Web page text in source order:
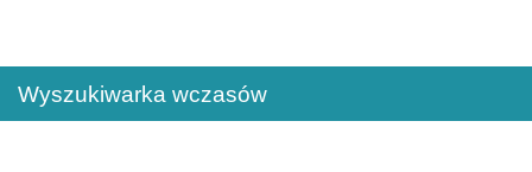
Wyszukiwarka wczasów